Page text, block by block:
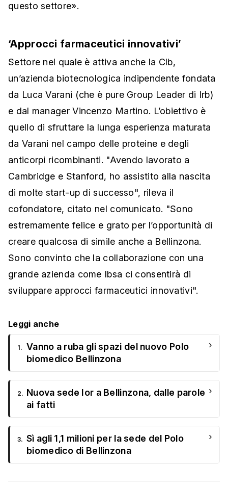
questo settore».
‘Approcci farmaceutici innovativi’
Settore nel quale è attiva anche la Clb,
un’azienda biotecnologica indipendente fondata
da Luca Varani (che è pure Group Leader di Irb)
e dal manager Vincenzo Martino. L’obiettivo è
quello di sfruttare la lunga esperienza maturata
da Varani nel campo delle proteine e degli
anticorpi ricombinanti. "Avendo lavorato a
Cambridge e Stanford, ho assistito alla nascita
di molte start-up di successo", rileva il
cofondatore, citato nel comunicato. "Sono
estremamente felice e grato per l’opportunità di
creare qualcosa di simile anche a Bellinzona.
Sono convinto che la collaborazione con una
grande azienda come Ibsa ci consentirà di
sviluppare approcci farmaceutici innovativi".
Leggi anche
1. Vanno a ruba gli spazi del nuovo Polo
biomedico Bellinzona
›
2. Nuova sede Ior a Bellinzona, dalle parole
ai fatti
›
3. Sì agli 1,1 milioni per la sede del Polo
biomedico di Bellinzona
›